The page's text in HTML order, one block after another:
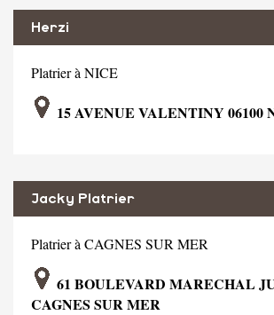
Herzi
Platrier à NICE
15 AVENUE VALENTINY 06100
Jacky Platrier
Platrier à CAGNES SUR MER
61 BOULEVARD MARECHAL
CAGNES SUR MER